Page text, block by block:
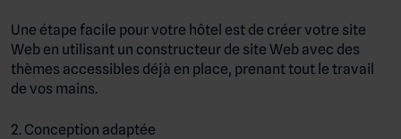
Une étape facile pour votre hôtel est de créer votre site
Web en utilisant un constructeur de site Web avec des
thèmes accessibles déjà en place, prenant tout le travail
de vos mains.
2. Conception adaptée